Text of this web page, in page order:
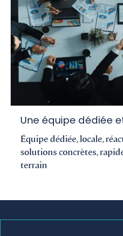
Une équipe dédiée
Équipe dédiée, locale,
solutions concrètes,
terrain